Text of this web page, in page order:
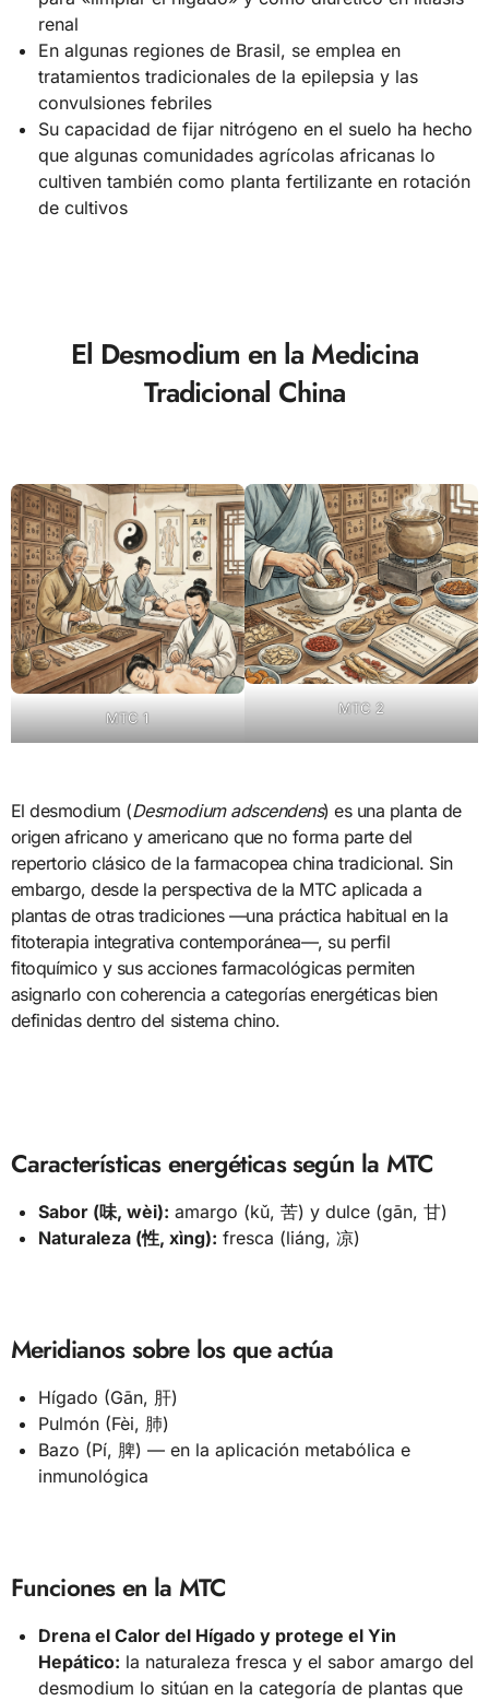
renal
En algunas regiones de Brasil, se emplea en
tratamientos tradicionales de la epilepsia y las
convulsiones febriles
Su capacidad de fijar nitrógeno en el suelo ha hecho
que algunas comunidades agrícolas africanas lo
cultiven también como planta fertilizante en rotación
de cultivos
El Desmodium en la Medicina
Tradicional China
MTC 1
MTC 2
El desmodium (Desmodium adscendens) es una planta de
origen africano y americano que no forma parte del
repertorio clásico de la farmacopea china tradicional. Sin
embargo, desde la perspectiva de la MTC aplicada a
plantas de otras tradiciones —una práctica habitual en la
fitoterapia integrativa contemporánea—, su perfil
fitoquímico y sus acciones farmacológicas permiten
asignarlo con coherencia a categorías energéticas bien
definidas dentro del sistema chino.
Características energéticas según la MTC
Sabor (味, wèi): amargo (kǔ, 苦) y dulce (gān, 甘)
Naturaleza (性, xìng): fresca (liáng, 凉)
Meridianos sobre los que actúa
Hígado (Gān, 肝)
Pulmón (Fèi, 肺)
Bazo (Pí, 脾) — en la aplicación metabólica e
inmunológica
Funciones en la MTC
Drena el Calor del Hígado y protege el Yin
Hepático: la naturaleza fresca y el sabor amargo del
desmodium lo sitúan en la categoría de plantas que